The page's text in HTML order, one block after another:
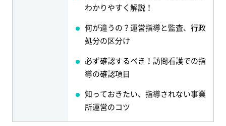
わかりやすく解説！
何が違うの？運営指導と監査、行政
処分の区分け
必ず確認するべき！訪問看護での指
導の確認項目
知っておきたい、指導されない事業
所運営のコツ